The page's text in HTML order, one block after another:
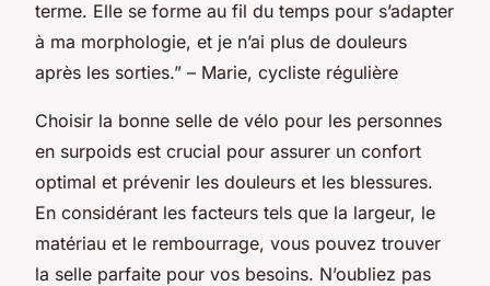
terme. Elle se forme au fil du temps pour s’adapter
à ma morphologie, et je n’ai plus de douleurs
après les sorties.” – Marie, cycliste régulière
Choisir la bonne selle de vélo pour les personnes
en surpoids est crucial pour assurer un confort
optimal et prévenir les douleurs et les blessures.
En considérant les facteurs tels que la largeur, le
matériau et le rembourrage, vous pouvez trouver
la selle parfaite pour vos besoins. N’oubliez pas